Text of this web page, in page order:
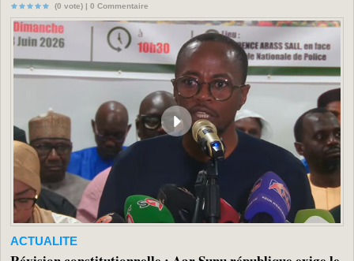
(0 vote) | 0 Commentaire
ACTUALITE